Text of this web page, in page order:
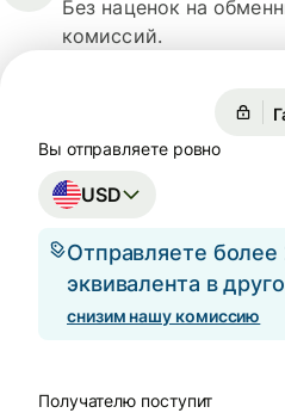
Без наценок на
комиссий.
Вы отправляете ровно
USD
Отправляете
эквивалента в
снизим нашу комиссию
Получателю поступит